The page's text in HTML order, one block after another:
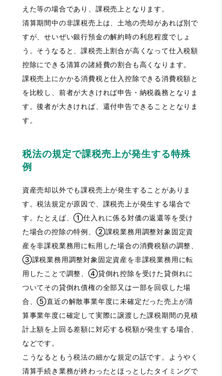
えた等の場合であり、課税売上となります。
清算期間中の非課税売上は、土地の売却があれば別で
すが、せいぜい銀行預金の解約時の利息程度でしょ
う。そうなると、課税売上割合が高くなって仕入税額
控除にできる清算の諸経費の割合も高くなります。
課税売上にかかる消費税と仕入控除できる消費税額と
を比較し、前者が大きければ申告・納税義務となりま
す。後者が大きければ、還付申告できることとなりま
す。
税法の規定で課税売上が発生する特殊
例
資産売却以外でも課税売上が発生することがありま
す。税法規定が原因で、課税売上が発生する場合で
す。たとえば、①仕入れに係る対価の返還等を受け
た場合の控除の特例、②課税業務用調整対象固定資
産を非課税業務用に転用した場合の消費税額の調整、
③課税業務用調整対象固定資産を非課税業務用に転
用したことで調整、④貸倒れ控除を受けた貸倒れに
ついてその貸倒れ債権の全部又は一部を回収した場
合、⑤直近の解散事業年度に未確定だった売上が清
算事業年度に確定して実際に譲渡した課税期間の見積
計上額を上回る差額に対応する税額が発生する場合、
などです。
こうなるともう税法の細かな規定の話です。ようやく
清算手続き業務が終わったとほっとしたタイミングで